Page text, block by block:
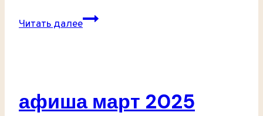
Читать далее
афиша
афиша март 2025